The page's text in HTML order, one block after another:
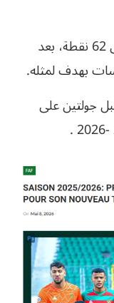
رصيده إلى 62 نقطة، بعد
بهدف لمثله.
جولتين على